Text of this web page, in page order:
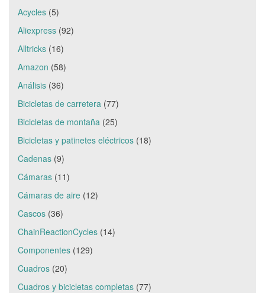
Acycles (5)
Aliexpress (92)
Alltricks (16)
Amazon (58)
Análisis (36)
Bicicletas de carretera (77)
Bicicletas de montaña (25)
Bicicletas y patinetes eléctricos (18)
Cadenas (9)
Cámaras (11)
Cámaras de aire (12)
Cascos (36)
ChainReactionCycles (14)
Componentes (129)
Cuadros (20)
Cuadros y bicicletas completas (77)